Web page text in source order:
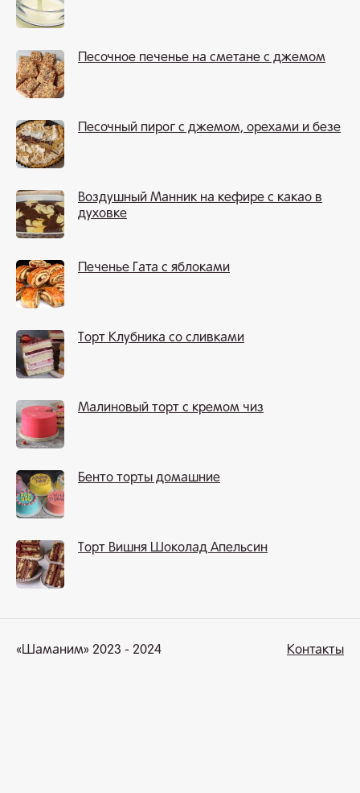
Песочное печенье на сметане с джемом
Песочный пирог с джемом, орехами и безе
Воздушный Манник на кефире с какао в
духовке
Печенье Гата с яблоками
Торт Клубника со сливками
Малиновый торт с кремом чиз
Бенто торты домашние
Торт Вишня Шоколад Апельсин
«Шаманим» 2023 - 2024 Контакты